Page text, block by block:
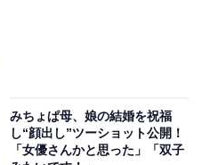
みちょぱ母、娘の結婚を祝福
し“顔出し”ツーショット公開！
「女優さんかと思った」「双子